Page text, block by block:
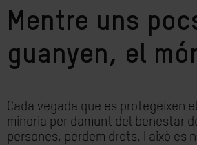
Mentre uns
guanyen, el
Cada vegada que es protegeixen
minoria per damunt del benestar
persones, perdem drets. I això es